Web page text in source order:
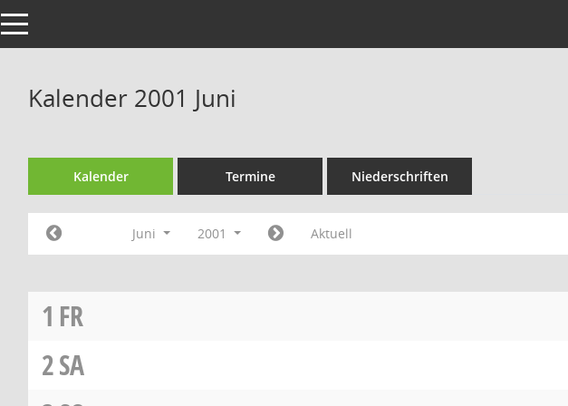
Toggle navigation
Kalender 2001 Juni
Kalender Termine Niederschriften
Juni 2001 Aktuell
1 FR
2SA